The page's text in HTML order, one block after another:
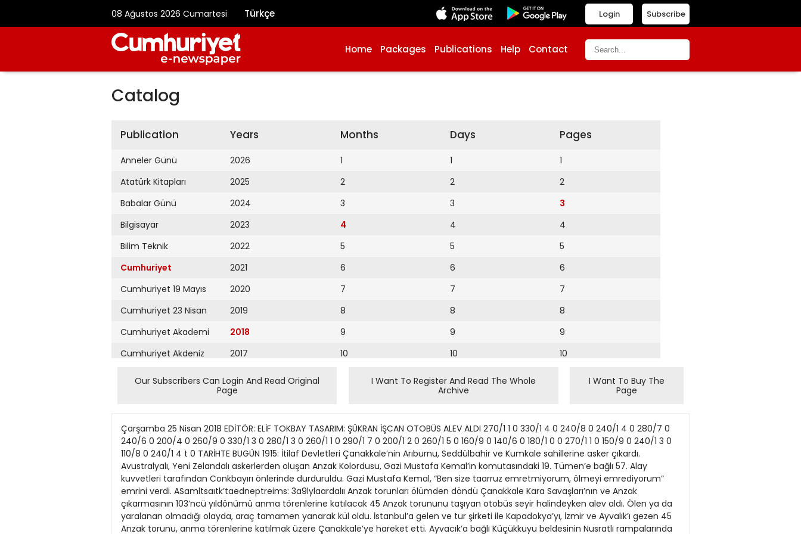
08 Ağustos 2026 Cumartesi Türkçe Subscribe
Login
Home Packages Publications Help Contact
Catalog
Publication
Anneler Günü
Atatürk Kitapları
Babalar Günü
Bilgisayar
Bilim Teknik
Cumhuriyet
Cumhuriyet 19 Mayıs
Cumhuriyet 23 Nisan
Cumhuriyet Akademi
Cumhuriyet Akdeniz
Cumhuriyet Alışveriş
Cumhuriyet Ankara
Cumhuriyet Büyük
Taaruz
Cumhuriyet
Cumartesi
Cumhuriyet Çevre
Years
2026
2025
2024
2023
2022
2021
2020
2019
2018
2017
2016
2015
2013
2012
2011
2010
2009
Months
1
2
3
4
5
6
7
8
9
10
Days
1
2
3
4
5
6
7
8
9
10
11
12
14
16
17
18
Pages
1
2
3
4
5
6
7
8
9
10
14
15
16
17
Our Subscribers Can Login And Read Original
Page
I Want To Register And Read The Whole
Archive
I Want To Buy The
Page
Çarşamba 25 Nisan 2018 EDİTÖR: ELİF TOKBAY TASARIM: ŞÜKRAN İŞCAN OTOBÜS ALEV ALDI 270/1 1 0 330/1 4 0 240/8 0 240/1 4 0 280/7 0
240/6 0 200/4 0 260/9 0 330/1 3 0 280/1 3 0 260/1 1 0 290/1 7 0 200/1 2 0 260/1 5 0 160/9 0 140/6 0 180/1 0 0 270/1 1 0 150/9 0 240/1 3 0
110/8 0 240/1 4 t 0 TARİHTE BUGÜN 1915: İtilaf Devletleri Çanakkale’nin Arıburnu, Seddülbahir ve Kumkale sahillerine asker çıkardı.
Avustralyalı, Yeni Zelandalı askerlerden oluşan Anzak Kolordusu, Gazi Mustafa Kemal’in komutasındaki 19. Tümen’e bağlı 57. Alay
kuvvetleri tarafından Conkbayırı önlerinde durduruldu. Gazi Mustafa Kemal, “Ben size taarruz emretmiyorum, ölmeyi emrediyorum”
emrini verdi. ASamltsaıtk’taedneptreims: 3a9lylaardalıı Anzak torunları ölümden döndü Çanakkale Kara Savaşları’nın ve Anzak
çıkarmasının 103’ncü yıldönümü anma törenlerine katılacak 45 Anzak torununu taşıyan otobüs seyir halindeyken alev aldı. Ölen ya da
yaralanan olmadığı olayda, araç tamamen yanarak kül oldu. İstanbul’a gelen ve tur şirketi ile Kapadokya’yı, İzmir ve Ayvalık’ı gezen 45
Anzak torunu, anma törenlerine katılmak üzere Çanakkale’ye hareket etti. Ayvacık’a bağlı Küçükkuyu beldesinin Nusratlı rampalarında